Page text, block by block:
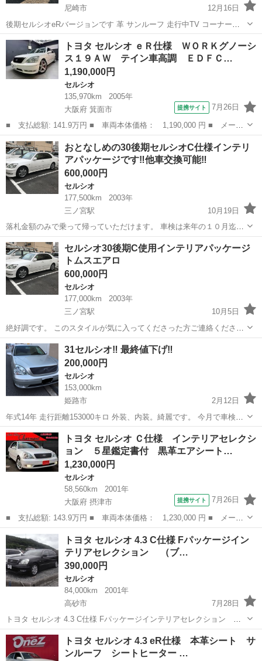
尼崎市
12月16日
後期セルシオeRバージョンです 革 サンルーフ 走行中TV コーナーセ
ンサー まだまだカッコイイ1台です 今回車検2年付けます。 年式相応
の小キズはありますが ヘコミなく綺麗です ガラスコーティングサービ
ス致します
兵庫 尼崎市 セルシオ
トヨタ セルシオ ｅＲ仕様 ＷＯＲＫグノーシ
ス１９ＡＷ テイン車高調 ＥＤＦＣ…
1,190,000円
セルシオ
135,970km
2005年
大阪府 箕面市
提携サイト 7月26日
■ 支払総額: 141.9万円 ■ 車両本体価格： 1,190,000 円 ■ メーカ
ー名： トヨタ ■ 車種名： セルシオ ■ グレード名： ｅＲ仕
様 ＷＯＲＫグノーシス１９ＡＷ テイン車高調 ＥＤＦＣ サンル
ーフ ブラ...
大阪 箕面市 セルシオ
おとなしめの30後期セルシオC仕様インテリ
アパッケージです‼️他車交換可能‼️
600,000円
セルシオ
177,500km
2003年
三ノ宮駅
10月19日
落札金額のみで乗って帰っていただけます。 車検は来年の１０月迄残
ってます。 何かありましたら声かけお願いします。 値段交渉もありで
す‼️
兵庫 神戸市 セルシオ
セルシオ30後期C使用インテリアパッケージ
トムスエアロ
600,000円
セルシオ
177,000km
2003年
三ノ宮駅
10月5日
絶好調です。 このスタイルが気に入ってくださった方ご連絡くださ
い‼️ キズ１つありません。 テレビキット入ってます。 パナの地デジな
ので映りは抜群です。 何かありましたらお問い合わせお願いします‼️
エンブレムはゴールドでグ...
兵庫 神戸市 セルシオ グリル
31セルシオ‼️ 最終値下げ‼️
200,000円
セルシオ
153,000km
姫路市
2月12日
年式14年 走行距離153000キロ 外装、内装。綺麗です。 今月で車検キ
レの為。 下取り、交換もメールくださいね。 ノークレーム、ノーリタ
ーン‼️
兵庫 姫路市 セルシオ
トヨタ セルシオ Ｃ仕様 インテリアセレクシ
ョン ５星鑑定書付 黒革エアシート…
1,230,000円
セルシオ
58,560km
2001年
大阪府 摂津市
提携サイト 7月26日
■ 支払総額: 143.9万円 ■ 車両本体価格： 1,230,000 円 ■ メーカ
ー名： トヨタ ■ 車種名： セルシオ ■ グレード名： Ｃ仕様
インテリアセレクション ５星鑑定書付 黒革エアシート サンルー
フ 純正...
大阪 摂津市 セルシオ
トヨタ セルシオ 4.3 C仕様 Fパッケージイン
テリアセレクション （ブ…
390,000円
セルシオ
84,000km
2001年
高砂市
7月28日
トヨタ セルシオ 4.3 C仕様 Fパッケージインテリアセレクション
（ブラック） セダン 本体価格 390,000円 年式(初度登録年):2001(H13)
走行距離:8.4万km 修復歴:なし リサイクル料:リ...
兵庫 高砂市 セルシオ セダン
トヨタ セルシオ 4.3 eR仕様 本革シート サ
ンルーフ シートヒーター …